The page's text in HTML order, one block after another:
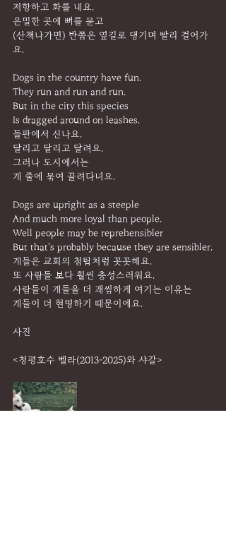
저항하고 화를 내요.
은밀한 곳에 뼈를 묻고
(산책나가면) 반쯤은 옆길로 댕기며 빨리 걸어가
요.
Dogs in the country have fun.
They run and run and run.
But in the city this species
Is dragged around on leashes.
들판에서 신나요.
달리고 달리고 달려요.
그러나 도시에서는
개 줄에 묶여 끌려다녀요.
Dogs are upright as a steeple
And much more loyal than people.
Well people may be reprehensibler
But that's probably because they are sensibler.
개들은 교회의 첨탑처럼 꼿꼿해요.
또 사람들 보다 훨씬 충성스러워요.
사람들이 개들을 더 괘씸하게 여기는 이유는
개들이 더 현명하기 때문이에요.
사진
<청평호수 벨라(2013-2025)와 샤갈>